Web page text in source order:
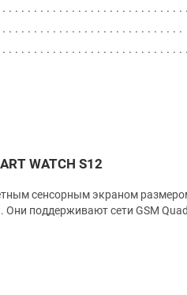
WATCH S12
сенсорным экраном
Они поддерживают сети GSM